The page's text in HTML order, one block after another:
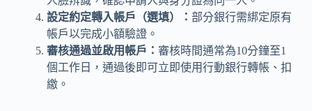
設定約定轉入帳戶（選填）： 部分銀行需綁定原有
帳戶以完成小額驗證。
審核通過並啟用帳戶： 審核時間通常為10分鐘至1
個工作日，通過後即可立即使用行動銀行轉帳、扣
繳。